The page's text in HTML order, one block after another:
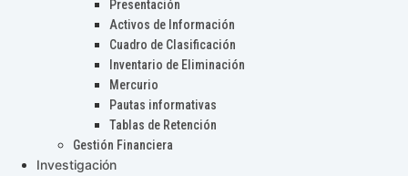
Presentación
Activos de Información
Cuadro de Clasificación
Inventario de Eliminación
Mercurio
Pautas informativas
Tablas de Retención
Gestión Financiera
Investigación